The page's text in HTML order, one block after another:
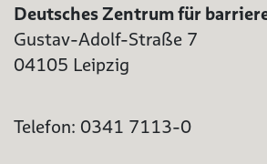
Deutsches Zentrum für
Gustav-Adolf-Straße 7
04105 Leipzig
Telefon: 0341 7113-0